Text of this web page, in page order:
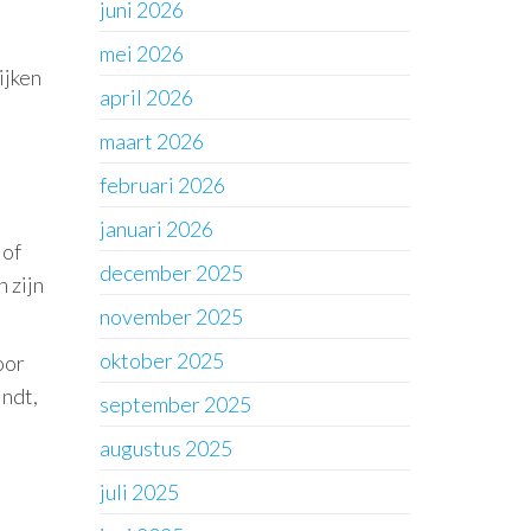
of
zijn
juni 2026
mei 2026
april 2026
maart 2026
februari 2026
januari 2026
december 2025
november 2025
oktober 2025
september 2025
augustus 2025
juli 2025